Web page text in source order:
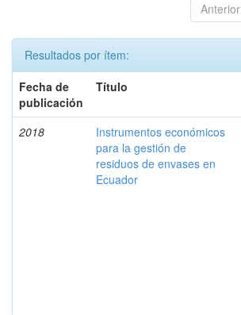
Anterior
Resultados por ítem:
Fecha de
publicación
Título
2018
Instrumentos económicos
para la gestión de
residuos de envases en
Ecuador